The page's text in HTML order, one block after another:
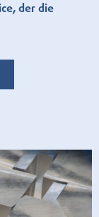
der die